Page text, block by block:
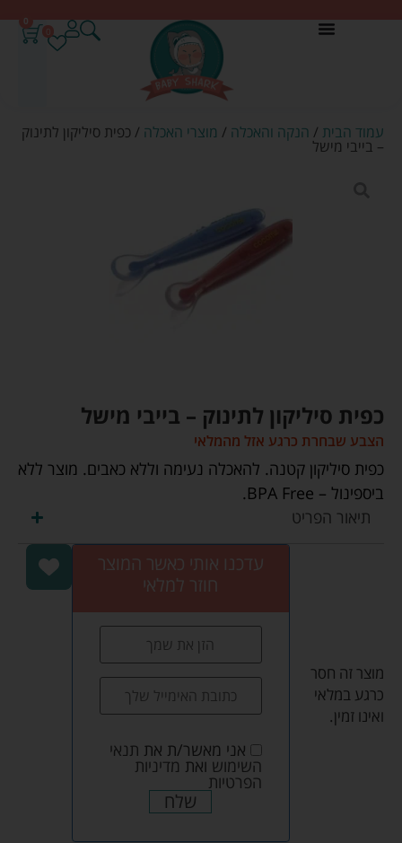
0
עמוד הבית / הנקה והאכלה / מוצרי האכלה / כפית סיליקון לתינוק
– בייבי מישל
כפית סיליקון לתינוק – בייבי מישל
הצבע שבחרת כרגע אזל מהמלאי
כפית סיליקון קטנה. להאכלה נעימה וללא כאבים. מוצר ללא
ביספינול – BPA Free.
תיאור הפריט
מוצר זה חסר
כרגע במלאי
ואינו זמין.
עדכנו אותי כאשר המוצר
חוזר למלאי
אני מאשר/ת את תנאי
השימוש ואת מדיניות
הפרטיות
שלח